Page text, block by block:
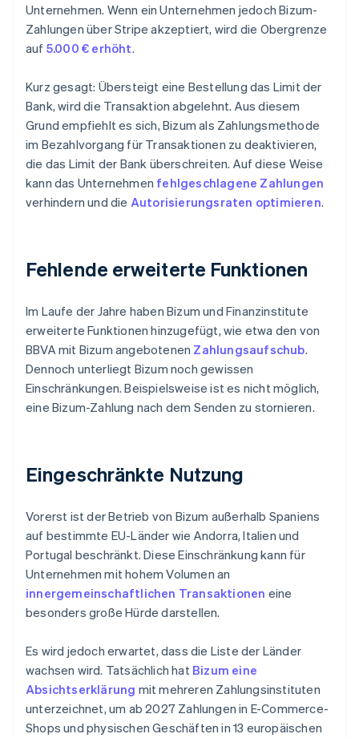
Unternehmen. Wenn ein Unternehmen jedoch Bizum-
Zahlungen über Stripe akzeptiert, wird die Obergrenze
auf 5.000 € erhöht.
Kurz gesagt: Übersteigt eine Bestellung das Limit der
Bank, wird die Transaktion abgelehnt. Aus diesem
Grund empfiehlt es sich, Bizum als Zahlungsmethode
im Bezahlvorgang für Transaktionen zu deaktivieren,
die das Limit der Bank überschreiten. Auf diese Weise
kann das Unternehmen fehlgeschlagene Zahlungen
verhindern und die Autorisierungsraten optimieren.
Fehlende erweiterte Funktionen
Im Laufe der Jahre haben Bizum und Finanzinstitute
erweiterte Funktionen hinzugefügt, wie etwa den von
BBVA mit Bizum angebotenen Zahlungsaufschub.
Dennoch unterliegt Bizum noch gewissen
Einschränkungen. Beispielsweise ist es nicht möglich,
eine Bizum-Zahlung nach dem Senden zu stornieren.
Eingeschränkte Nutzung
Vorerst ist der Betrieb von Bizum außerhalb Spaniens
auf bestimmte EU-Länder wie Andorra, Italien und
Portugal beschränkt. Diese Einschränkung kann für
Unternehmen mit hohem Volumen an
innergemeinschaftlichen Transaktionen eine
besonders große Hürde darstellen.
Es wird jedoch erwartet, dass die Liste der Länder
wachsen wird. Tatsächlich hat Bizum eine
Absichtserklärung mit mehreren Zahlungsinstituten
unterzeichnet, um ab 2027 Zahlungen in E-Commerce-
Shops und physischen Geschäften in 13 europäischen